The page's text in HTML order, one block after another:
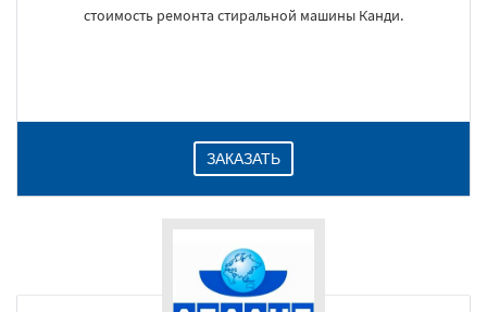
стоимость ремонта стиральной машины Канди.
ЗАКАЗАТЬ